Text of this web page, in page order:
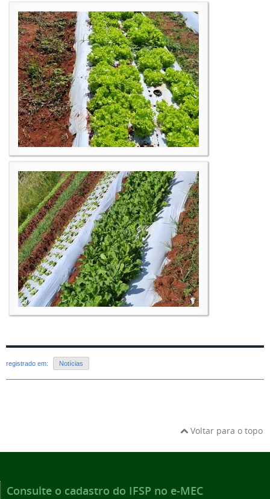
registrado em: Notícias
Voltar para o topo
Consulte o cadastro do IFSP no e-MEC